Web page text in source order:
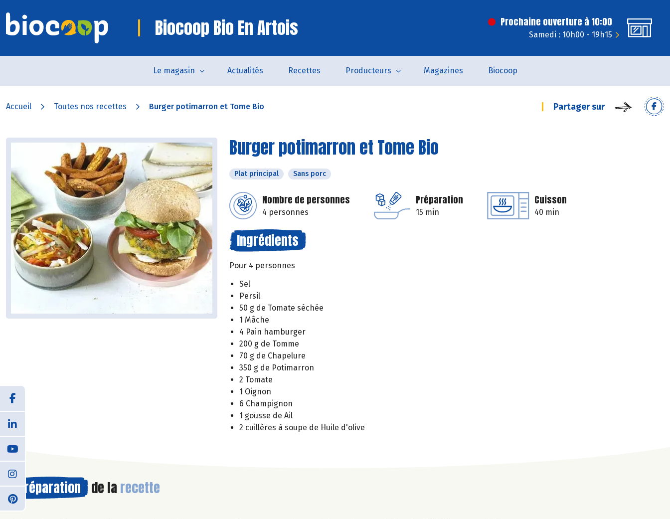
Biocoop Bio En Artois Prochaine ouverture à 10:00
Samedi : 10h00 - 19h15
Le magasin Actualités Recettes Producteurs Magazines Biocoop
Accueil Toutes nos recettes Burger potimarron et Tome Bio Partager sur
Burger potimarron et Tome Bio
Plat principal Sans porc
Nombre de personnes
4 personnes
Préparation
15 min
Cuisson
40 min
Ingrédients
Pour 4 personnes
Sel
Persil
50 g de Tomate séchée
1 Mâche
4 Pain hamburger
200 g de Tomme
70 g de Chapelure
350 g de Potimarron
2 Tomate
1 Oignon
6 Champignon
1 gousse de Ail
2 cuillères à soupe de Huile d'olive
Préparation de la recette